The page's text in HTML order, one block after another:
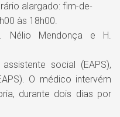
alargado: fim-de-
às 18h00.
Nélio Mendonça e H.
social (EAPS),
O médico intervém
durante dois dias por